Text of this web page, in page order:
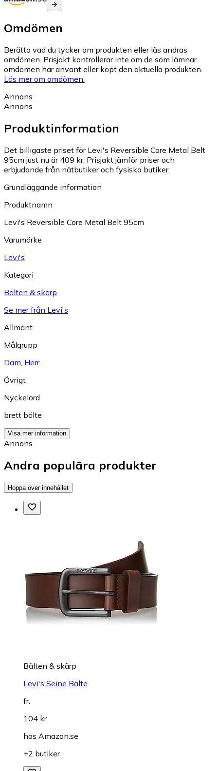
Omdömen
Berätta vad du tycker om produkten eller läs andras
omdömen. Prisjakt kontrollerar inte om de som lämnar
omdömen har använt eller köpt den aktuella produkten.
Läs mer om omdömen.
Annons
Annons
Produktinformation
Det billigaste priset för Levi's Reversible Core Metal Belt
95cm just nu är 409 kr. Prisjakt jämför priser och
erbjudande från nätbutiker och fysiska butiker.
Grundläggande information
Produktnamn
Levi's Reversible Core Metal Belt 95cm
Varumärke
Levi's
Kategori
Bälten & skärp
Se mer från Levi's
Allmänt
Målgrupp
Dam, Herr
Övrigt
Nyckelord
brett bälte
Visa mer information
Annons
Andra populära produkter
Hoppa över innehållet
Bälten & skärp
Levi's Seine Bälte
fr.
104 kr
hos Amazon.se
+2 butiker